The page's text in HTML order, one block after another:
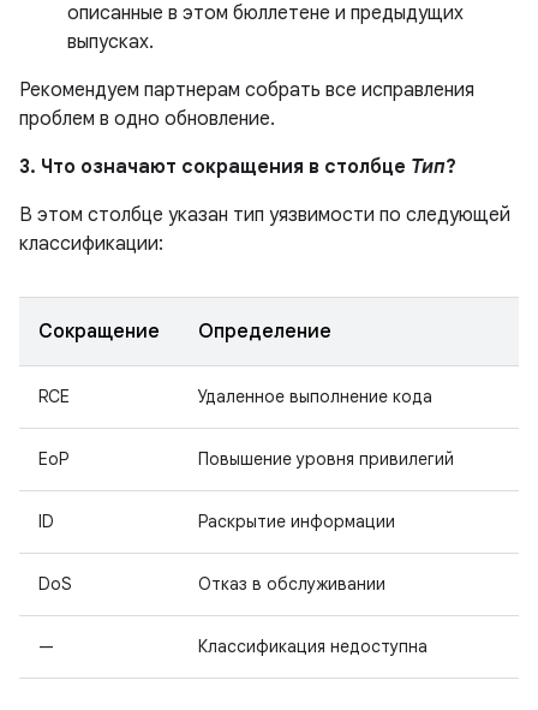
описанные в этом бюллетене и предыдущих
выпусках.
Рекомендуем партнерам собрать все исправления
проблем в одно обновление.
3. Что означают сокращения в столбце Тип?
В этом столбце указан тип уязвимости по следующей
классификации:
Сокращение Определение
RCE Удаленное выполнение кода
EoP Повышение уровня привилегий
ID Раскрытие информации
DoS Отказ в обслуживании
— Классификация недоступна